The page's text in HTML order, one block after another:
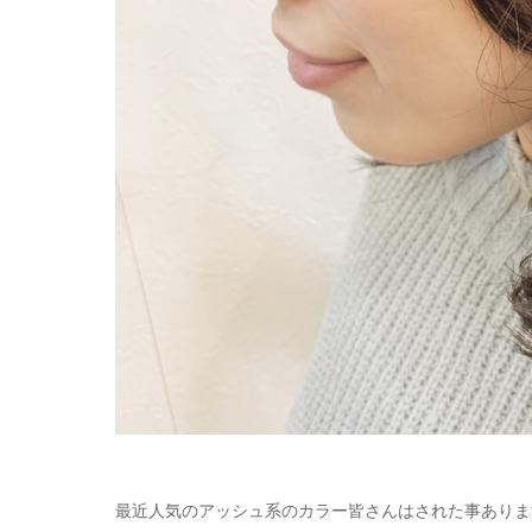
最近人気のアッシュ系のカラー皆さんはされた事あり